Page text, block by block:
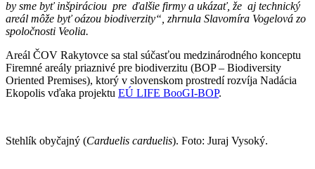
by sme byť inšpiráciou pre ďalšie firmy a ukázať, že aj technický
areál môže byť oázou biodiverzity“, zhrnula Slavomíra Vogelová zo
spoločnosti Veolia.
Areál ČOV Rakytovce sa stal súčasťou medzinárodného konceptu
Firemné areály priaznivé pre biodiverzitu (BOP – Biodiversity
Oriented Premises), ktorý v slovenskom prostredí rozvíja Nadácia
Ekopolis vďaka projektu EÚ LIFE BooGI-BOP.
Stehlík obyčajný (Carduelis carduelis). Foto: Juraj Vysoký.